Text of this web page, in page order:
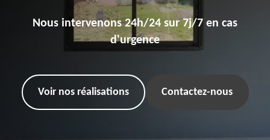
Nous intervenons 24h/24 sur 7j/7 en cas
d'urgence
Voir nos réalisations Contactez-nous